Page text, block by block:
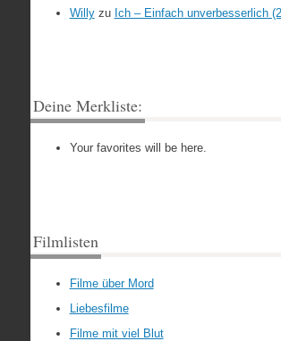
Willyzu Ich – Einfach unverbesserlich
Deine Merkliste:
Your favorites will be here.
Filmlisten
Filme über Mord
Liebesfilme
Filme mit viel Blut